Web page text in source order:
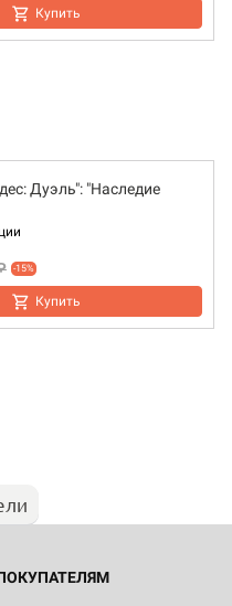
Купить
Дуэль": "Наследие
-15%
Купить